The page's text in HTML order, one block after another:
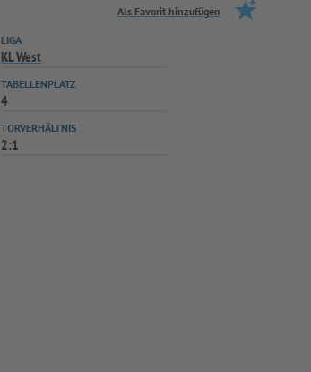
Als Favorit hinzufügen
LIGA
KL West
TABELLENPLATZ
4
TORVERHÄLTNIS
2:1